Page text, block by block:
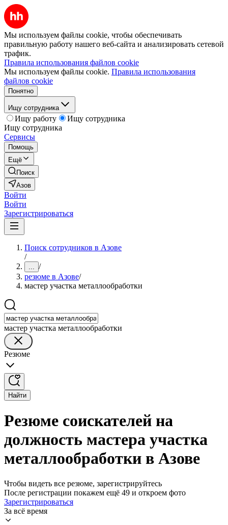
Мы используем файлы cookie, чтобы обеспечивать
правильную работу нашего веб-сайта и анализировать сетевой
трафик.
Правила использования файлов cookie
Мы используем файлы cookie. Правила использования
файлов cookie
Понятно
Ищу сотрудника
Ищу работу
Ищу сотрудника
Ищу сотрудника
Сервисы
Помощь
Ещё
Поиск
Азов
Войти
Войти
Зарегистрироваться
Поиск сотрудников в Азове
/
... /
резюме в Азове/
мастер участка металлообработки
мастер участка металлообработки
Резюме
Найти
Резюме соискателей на
должность мастера участка
металлообработки в Азове
Чтобы видеть все резюме, зарегистрируйтесь
После регистрации покажем ещё 49 и откроем фото
Зарегистрироваться
За всё время